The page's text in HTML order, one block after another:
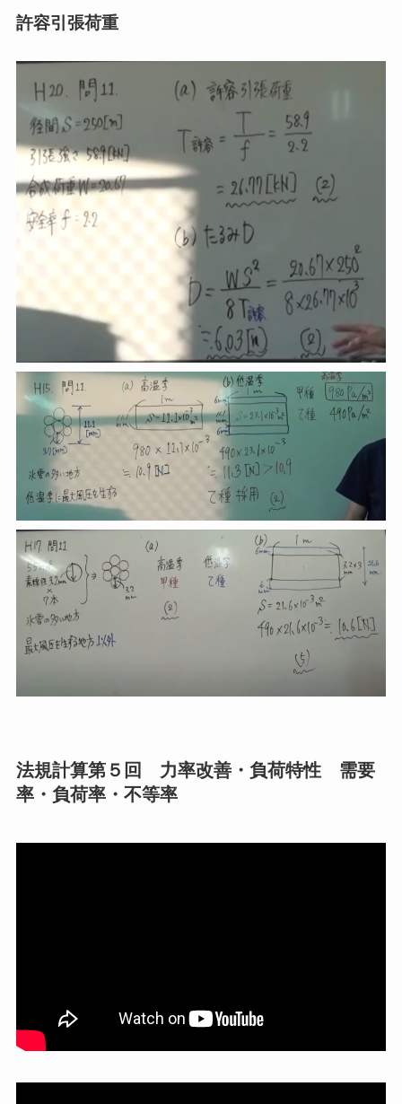
許容引張荷重
法規計算第５回 力率改善・負荷特性 需要
率・負荷率・不等率